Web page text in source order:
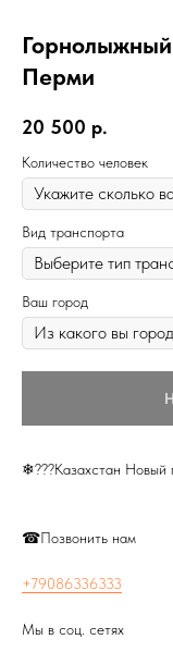
Перми
20 500 р.
Количество человек
Вид транспорта
Ваш город
❄???Казахстан
☎Позвонить нам
+79086336333
Мы в соц. сетях